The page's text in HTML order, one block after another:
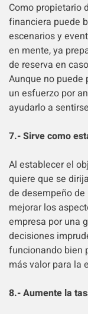
Como propietario
financiera puede
escenarios y
en mente, ya
de reserva en
Aunque no puede
un esfuerzo por
ayudarlo a
7.- Sirve como
Al establecer el
quiere que se
de desempeño de
mejorar los
empresa por una
decisiones
funcionando bien
más valor para la
8.- Aumente la